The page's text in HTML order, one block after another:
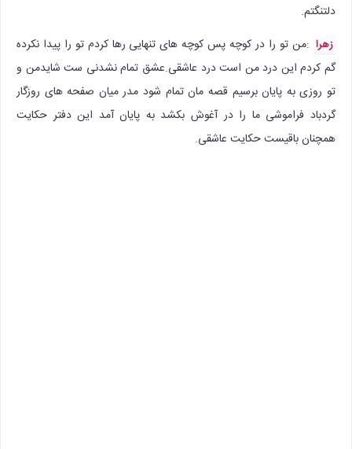
دلتنگتم.
زهرا :‌من تو را در کوچه پس کوچه های تنهایی رها کردم تو را پیدا نکرده
گم کردم این درد من است درد عاشقی.عشق تمام نشدنی ست شایدمن و
تو روزی به پایان برسیم قصه مان تمام شود مدر میان صفحه های روزگار
گردباد فراموشی ما را در آغوش بکشد به پایان آمد این دفتر حکایت
همچنان باقیست حکایت عاشقی.